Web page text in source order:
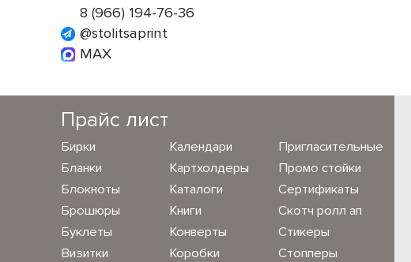
8 (966) 194-76-36
@stolitsaprint
MAX
Прайс лист
Бирки
Бланки
Блокноты
Брошюры
Буклеты
Визитки
Календари
Картхолдеры
Каталоги
Книги
Конверты
Коробки
Пригласительные
Промо стойки
Сертификаты
Скотч ролл ап
Стикеры
Стопперы